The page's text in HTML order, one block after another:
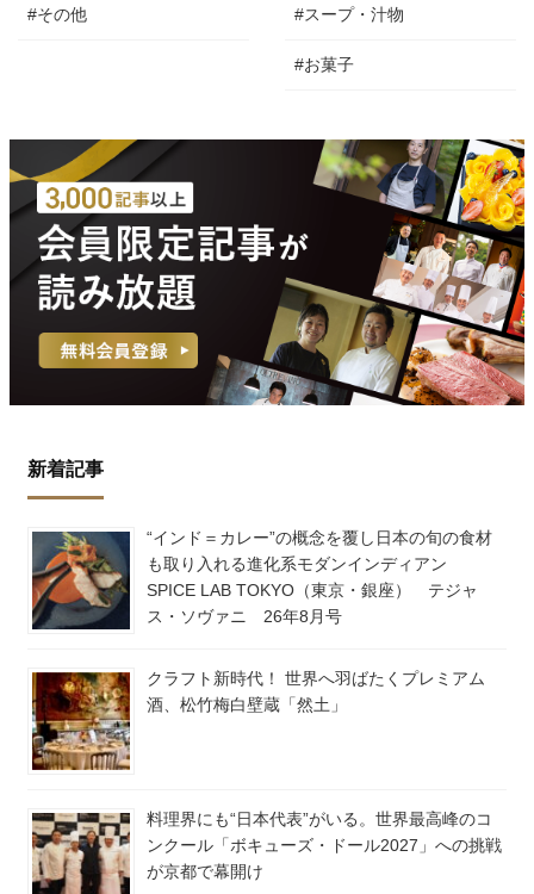
#その他 #スープ・汁物
#お菓子
新着記事
“インド＝カレー”の概念を覆し日本の旬の食材
も取り入れる進化系モダンインディアン
SPICE LAB TOKYO（東京・銀座） テジャ
ス・ソヴァニ 26年8月号
クラフト新時代！ 世界へ羽ばたくプレミアム
酒、松竹梅白壁蔵「然土」
料理界にも“日本代表”がいる。世界最高峰のコ
ンクール「ボキューズ・ドール2027」への挑戦
が京都で幕開け